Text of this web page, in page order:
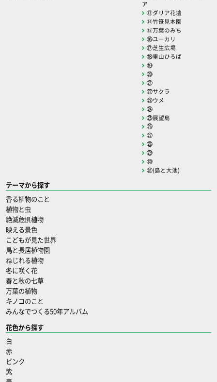
ア
⑬ダリア花壇
⑭竹笹見本園
⑮万葉のみち
⑯ユーカリ
⑰芝生広場
⑱里山ひろば
⑲
⑳
㉑
㉒サクラ
㉓ウメ
㉔
㉕展望島
㉖
㉗
㉘
㉙
㉚
㉛(島と大池)
テーマから探す
香る植物のこと
植物と虫
絶滅危惧植物
映える景色
こどもが見た世界
鳥と長居植物園
ねじれる植物
冬に咲く花
春と秋の七草
万葉の植物
キノコのこと
みんなでつくる50年アルバム
花色から探す
白
赤
ピンク
紫